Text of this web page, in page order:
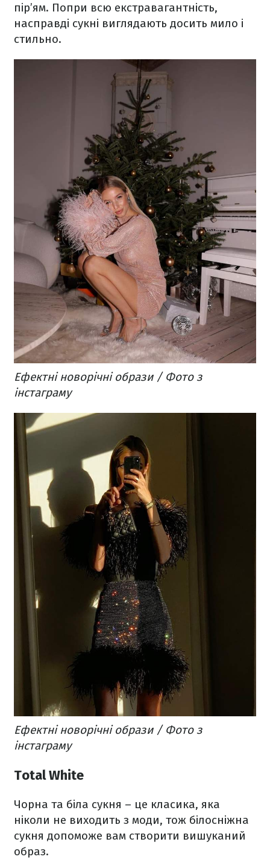
пір’ям. Попри всю екстравагантність,
насправді сукні виглядають досить мило і
стильно.
Ефектні новорічні образи / Фото з
інстаграму
Ефектні новорічні образи / Фото з
інстаграму
Total White
Чорна та біла сукня – це класика, яка
ніколи не виходить з моди, тож білосніжна
сукня допоможе вам створити вишуканий
образ.